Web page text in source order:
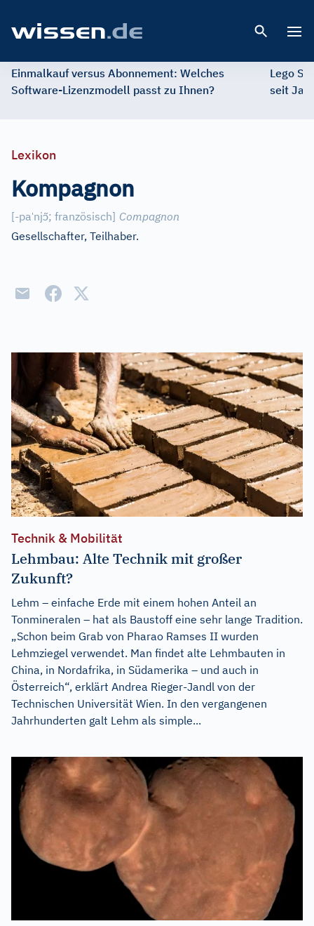
Einmalkauf versus Abonnement: Welches
Software-Lizenzmodell passt zu Ihnen?
Lego
seit
Lexikon
Kompagnon
[-paˈnjɔ̃; französisch] Compagnon
Gesellschafter, Teilhaber.
Technik & Mobilität
Lehmbau: Alte Technik mit großer
Zukunft?
Lehm – einfache Erde mit einem hohen Anteil an
Tonmineralen – hat als Baustoff eine sehr lange Tradition.
„Schon beim Grab von Pharao Ramses II wurden
Lehmziegel verwendet. Man findet alte Lehmbauten in
China, in Nordafrika, in Südamerika – und auch in
Österreich“, erklärt Andrea Rieger-Jandl von der
Technischen Universität Wien. In den vergangenen
Jahrhunderten galt Lehm als simple...